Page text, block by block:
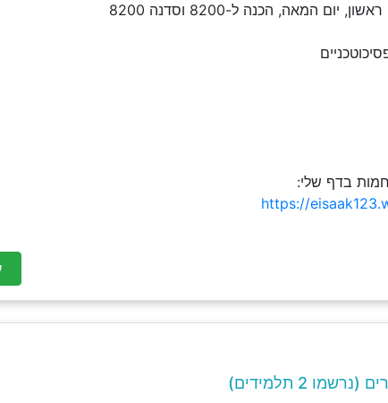
המאה, הכנה ל-8200 וסדנה 8200
בדף שלי:
https://
2 תלמידים)